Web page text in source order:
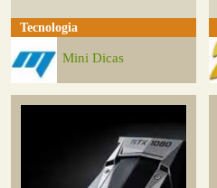
Tecnologia
Mini Dicas